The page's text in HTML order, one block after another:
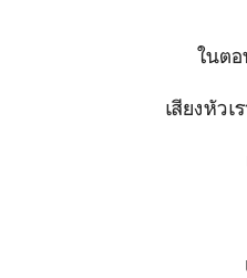
ในต
เสียงหัว